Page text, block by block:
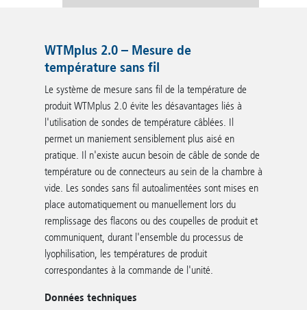
WTMplus 2.0 – Mesure de
température sans fil
Le système de mesure sans fil de la température de
produit WTMplus 2.0 évite les désavantages liés à
l'utilisation de sondes de température câblées. Il
permet un maniement sensiblement plus aisé en
pratique. Il n'existe aucun besoin de câble de sonde de
température ou de connecteurs au sein de la chambre à
vide. Les sondes sans fil autoalimentées sont mises en
place automatiquement ou manuellement lors du
remplissage des flacons ou des coupelles de produit et
communiquent, durant l'ensemble du processus de
lyophilisation, les températures de produit
correspondantes à la commande de l'unité.
Données techniques